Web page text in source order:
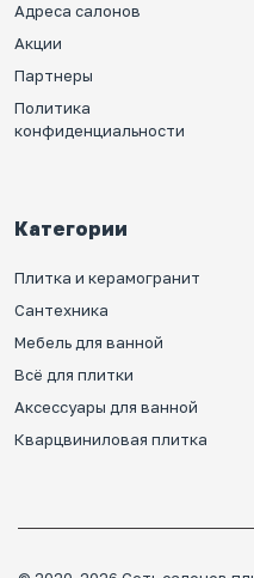
Адреса салонов
Акции
Партнеры
Политика
конфиденциальности
Категории
Плитка и керамогранит
Сантехника
Мебель для ванной
Всё для плитки
Аксессуары для ванной
Кварцвиниловая плитка